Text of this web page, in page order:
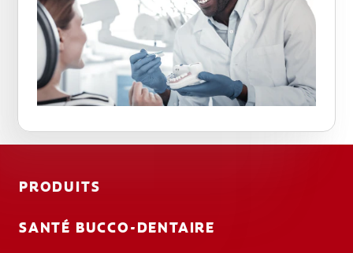
PRODUITS
SANTÉ BUCCO-DENTAIRE